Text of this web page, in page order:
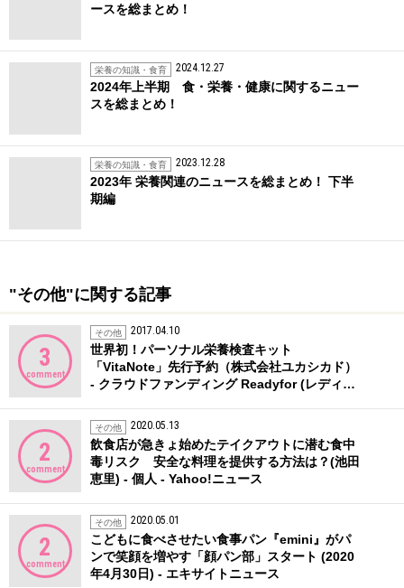
ースを総まとめ！
栄養の知識・食育 2024.12.27
2024年上半期 食・栄養・健康に関するニュー
スを総まとめ！
栄養の知識・食育 2023.12.28
2023年 栄養関連のニュースを総まとめ！ 下半
期編
"その他"に関する記事
3
comment
その他 2017.04.10
世界初！パーソナル栄養検査キット
「VitaNote」先行予約（株式会社ユカシカド）
- クラウドファンディング Readyfor (レディ…
2
comment
その他 2020.05.13
飲食店が急きょ始めたテイクアウトに潜む食中
毒リスク 安全な料理を提供する方法は？(池田
恵里) - 個人 - Yahoo!ニュース
2
comment
その他 2020.05.01
こどもに食べさせたい食事パン『emini』がパ
ンで笑顔を増やす「顔パン部」スタート (2020
年4月30日) - エキサイトニュース